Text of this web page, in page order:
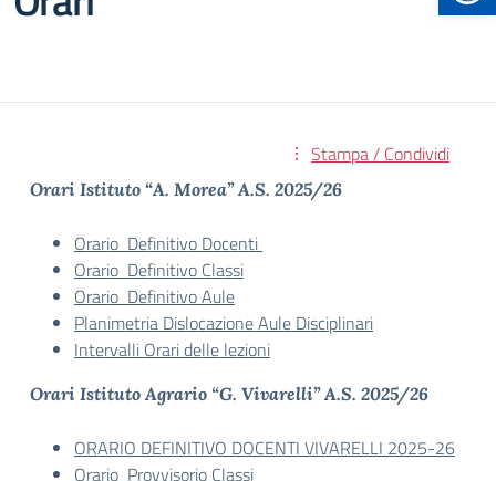
Stampa / Condividi
Orari Istituto “A. Morea” A.S. 2025/26
Orario Definitivo Docenti
Orario Definitivo Classi
Orario Definitivo Aule
Planimetria Dislocazione Aule Disciplinari
Intervalli Orari delle lezioni
Orari Istituto Agrario “G. Vivarelli” A.S. 2025/26
ORARIO DEFINITIVO DOCENTI VIVARELLI 2025-26
Orario Provvisorio Classi